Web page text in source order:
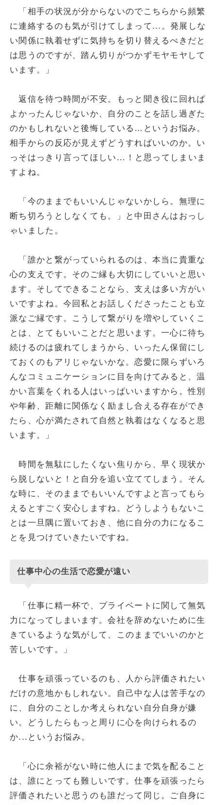
「相手の状況が分からないのでこちらから頻繁
に連絡するのも気が引けてしまって...。発展しな
い関係に執着せずに気持ちを切り替えるべきだと
は思うのですが、踏ん切りがつかずモヤモヤして
います。」
返信を待つ時間が不安。もっと聞き役に回れば
よかったんじゃないか、自分のことを話し過ぎた
のかもしれないと後悔している…というお悩み。
相手からの反応が見えずどうすればいいのか。い
っそはっきり言ってほしい...！と思ってしまいま
すよね。
「今のままでもいいんじゃないかしら。無理に
断ち切ろうとしなくても。」と中田さんはおっし
ゃいました。
「誰かと繋がっていられるのは、本当に貴重な
心の支えです。そのご縁も大切にしていいと思い
ます。そしてできることなら、支えは多い方がい
いですよね。今回私とお話しくださったことも立
派なご縁です。こうして繋がりを増やしていくこ
とは、とてもいいことだと思います。一心に待ち
続けるのは疲れてしまうから、いったん保留にし
ておくのもアリじゃないかな。恋愛に限らずいろ
んなコミュニケーションに目を向けてみると、温
かい言葉をくれる人はいっぱいいますから。性別
や年齢、距離に関係なく励まし合える存在ができ
たら、心が満たされて自然と執着はなくなると思
います。」
時間を無駄にしたくない焦りから、早く現状か
ら脱しないと！と自分を追い立ててしまう。そん
な時に、そのままでもいいんですよと言ってもら
えるとすごく安心しますね。どうしようもないこ
とは一旦隅に置いておき、他に自分の力になるこ
とを見つけていきたいですね。
仕事中心の生活で恋愛が遠い
「仕事に精一杯で、プライベートに関して無気
力になってしまいます。会社を辞めないために生
きているような気がして、このままでいいのかと
苦しいです。」
仕事を頑張っているのも、人から評価されたい
だけの意地かもしれない。自己中な人は苦手なの
に、自分のことしか考えられない自分自身が嫌
い。どうしたらもっと周りに心を向けられるの
か...というお悩み。
「心に余裕がない時に他人にまで気を配ること
は、誰にとっても難しいです。仕事を頑張ったら
評価されたいと思うのも誰だって同じ。ご自身に